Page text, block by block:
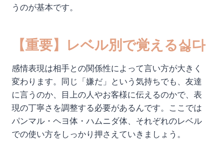
うのが基本です。
【重要】レベル別で覚える싫다
感情表現は相手との関係性によって言い方が大きく
変わります。同じ「嫌だ」という気持ちでも、友達
に言うのか、目上の人やお客様に伝えるのかで、表
現の丁寧さを調整する必要があるんです。ここでは
パンマル・ヘヨ体・ハムニダ体、それぞれのレベル
での使い方をしっかり押さえていきましょう。